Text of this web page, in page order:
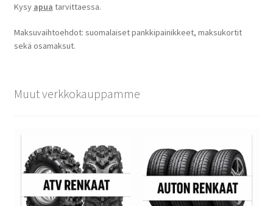
Kysy apua tarvittaessa.
Maksuvaihtoehdot: suomalaiset pankkipainikkeet, maksukortit
sekä osamaksut.
Muut verkkokauppamme